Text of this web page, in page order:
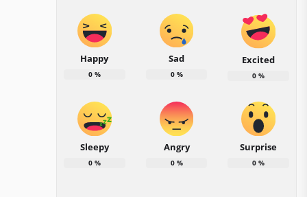
Happy
0%
Sad
0%
Excited
0 %
Sleepy
0%
Angry
0%
Surprise
0 %